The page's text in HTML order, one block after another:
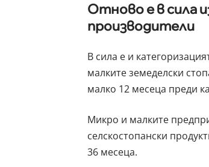
Отново е в сила
производители
В сила е и
малките земеделски
малко 12 месеца преди
Микро и малките
селскостопански
36 месеца.